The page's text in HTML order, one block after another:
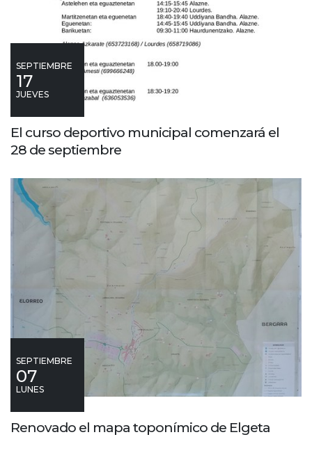
SEPTIEMBRE
17
JUEVES
El curso deportivo municipal comenzará el
28 de septiembre
SEPTIEMBRE
07
LUNES
Renovado el mapa toponímico de Elgeta